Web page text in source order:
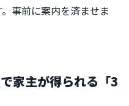
事前に案内を済ませま
家主が得られる「3